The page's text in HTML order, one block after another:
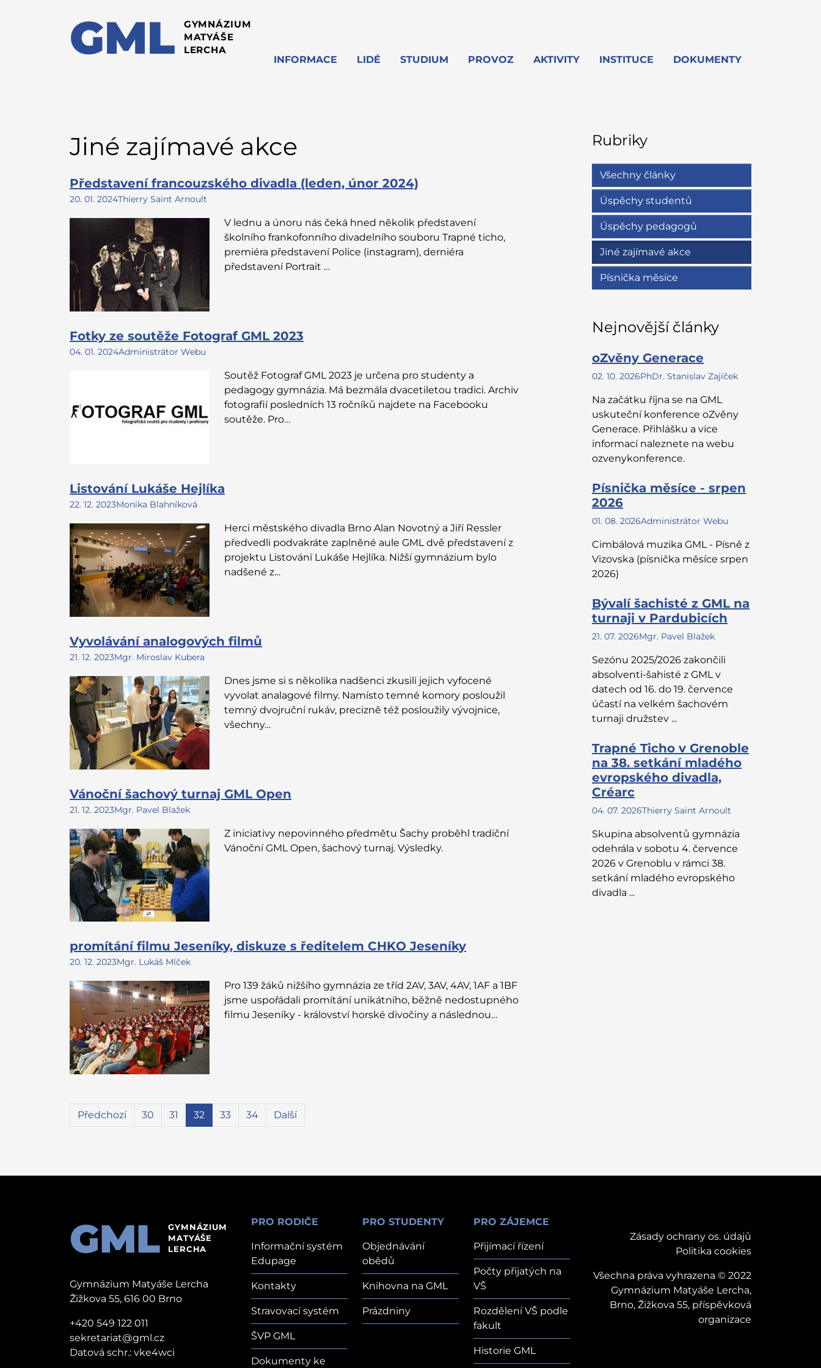
GML GYMNÁZIUM
MATYÁŠE
LERCHA
INFORMACE LIDÉ STUDIUM PROVOZ AKTIVITY INSTITUCE DOKUMENTY
Jiné zajímavé akce
Představení francouzského divadla (leden, únor 2024)
20. 01. 2024Thierry Saint Arnoult
V lednu a únoru nás čeká hned několik představení
školního frankofonního divadelního souboru Trapné ticho,
premiéra představení Police (instagram), derniéra
představení Portrait …
Fotky ze soutěže Fotograf GML 2023
04. 01. 2024Administrátor Webu
Soutěž Fotograf GML 2023 je určena pro studenty a
pedagogy gymnázia. Má bezmála dvacetiletou tradici. Archiv
fotografií posledních 13 ročníků najdete na Facebooku
soutěže. Pro…
Listování Lukáše Hejlíka
22. 12. 2023Monika Blahníková
Herci městského divadla Brno Alan Novotný a Jiří Ressler
předvedli podvakráte zaplněné aule GML dvě představení z
projektu Listování Lukáše Hejlíka. Nižší gymnázium bylo
nadšené z…
Vyvolávání analogových filmů
21. 12. 2023Mgr. Miroslav Kubera
Dnes jsme si s několika nadšenci zkusili jejich vyfocené
vyvolat analagové filmy. Namísto temné komory posloužil
temný dvojruční rukáv, precizně též posloužily vývojnice,
všechny…
Vánoční šachový turnaj GML Open
21. 12. 2023Mgr. Pavel Blažek
Z iniciativy nepovinného předmětu Šachy proběhl tradiční
Vánoční GML Open, šachový turnaj. Výsledky.
promítání filmu Jeseníky, diskuze s ředitelem CHKO Jeseníky
20. 12. 2023Mgr. Lukáš Mlček
Pro 139 žáků nižšího gymnázia ze tříd 2AV, 3AV, 4AV, 1AF a 1BF
jsme uspořádali promítání unikátního, běžně nedostupného
filmu Jeseníky - království horské divočiny a následnou…
Předchozí 30 31 32 33 34 Další
Rubriky
Všechny články
Úspěchy studentů
Úspěchy pedagogů
Jiné zajímavé akce
Písnička měsíce
Nejnovější články
oZvěny Generace
02. 10. 2026PhDr. Stanislav Zajíček
Na začátku října se na GML
uskuteční konference oZvěny
Generace. Přihlášku a více
informací naleznete na webu
ozvenykonference.
Písnička měsíce - srpen
2026
01. 08. 2026Administrátor Webu
Cimbálová muzika GML - Písně z
Vizovska (písnička měsíce srpen
2026)
Bývalí šachisté z GML na
turnaji v Pardubicích
21. 07. 2026Mgr. Pavel Blažek
Sezónu 2025/2026 zakončili
absolventi-šahisté z GML v
datech od 16. do 19. července
účastí na velkém šachovém
turnaji družstev ...
Trapné Ticho v Grenoble
na 38. setkání mladého
evropského divadla,
Créarc
04. 07. 2026Thierry Saint Arnoult
Skupina absolventů gymnázia
odehrála v sobotu 4. července
2026 v Grenoblu v rámci 38.
setkání mladého evropského
divadla ...
GML
GYMNÁZIUM
MATYÁŠE
LERCHA
Gymnázium Matyáše Lercha
Žižkova 55, 616 00 Brno
+420 549 122 011
sekretariat@gml.cz
Datová schr.: vke4wci
PRO RODIČE
Informační systém
Edupage
Kontakty
Stravovací systém
ŠVP GML
Dokumenty ke
PRO STUDENTY
Objednávání
obědů
Knihovna na GML
Prázdniny
PRO ZÁJEMCE
Přijímací řízení
Počty přijatých na
VŠ
Rozdělení VŠ podle
fakult
Historie GML
Zásady ochrany os. údajů
Politika cookies
Všechna práva vyhrazena © 2022
Gymnázium Matyáše Lercha,
Brno, Žižkova 55, příspěvková
organizace